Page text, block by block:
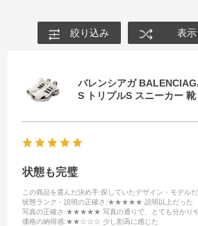
絞り込み 表
バレンシアガ
S トリプルS スニーカー
状態も完璧
この商品を選んだ決め手:探していたデザイン・モデル
状態ランク・説明の正確さ :★★★★★ 説明以上だった
写真の正確さ :★★★★★ 写真の通りで、とても分かり
価格の納得感:★★☆☆☆ 少し割高に感じた